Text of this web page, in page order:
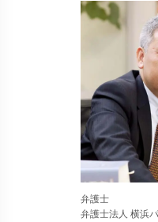
弁護士
弁護士法人 横浜